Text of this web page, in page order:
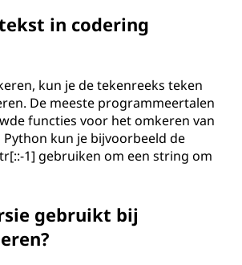
in codering
kun je de tekenreeks teken
De meeste programmeertalen
functies voor het omkeren van
kun je bijvoorbeeld de
1] gebruiken om een string om
gebruikt bij